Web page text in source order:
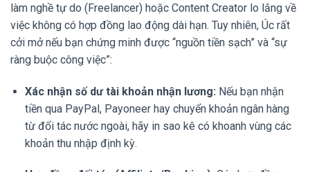
làm nghề tự do (Freelancer) hoặc Content Creator lo lắng về
việc không có hợp đồng lao động dài hạn. Tuy nhiên, Úc rất
cởi mở nếu bạn chứng minh được “nguồn tiền sạch” và “sự
ràng buộc công việc”:
Xác nhận số dư tài khoản nhận lương: Nếu bạn nhận
tiền qua PayPal, Payoneer hay chuyển khoản ngân hàng
từ đối tác nước ngoài, hãy in sao kê có khoanh vùng các
khoản thu nhập định kỳ.